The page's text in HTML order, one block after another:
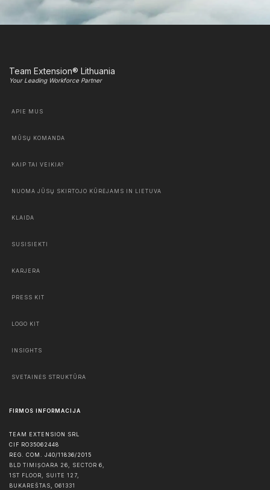
Team Extension® Lithuania
Your Leading Workforce Partner
APIE MUS
MŪSŲ KOMANDA
KAIP TAI VEIKIA?
NUOMA JŪSŲ SKIRTOJO KŪRĖJAMS IN LIETUVA
KLAIDA
SUSISIEKTI
KARJERA
PRESS KIT
LOGO KIT
INSIGHTS
SVETAINĖS STRUKTŪRA
FIRMOS INFORMACIJA
TEAM EXTENSION SRL
CIF RO35062448
REG. COM. J40/11836/2015
BLD TIMIȘOARA 26, SECTOR 6,
1ST FLOOR, SUITE 127,
BUKAREŠTAS, 061331